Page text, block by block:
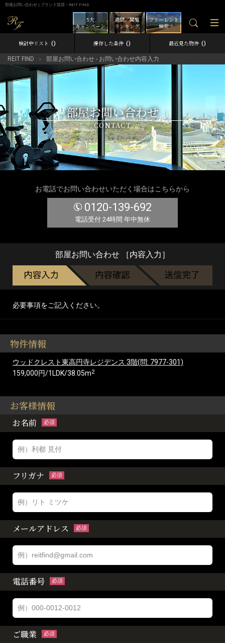
部屋お問い合わせ | ブランド賃貸－REIT FIND
フリーレント
検索
週間／閲覧
ランキング
5大
キャンペーン
検討中リスト 0 保存した条件 0 最近見た物件 0
REIT FIND 部屋お問い合わせ - お問い合わせ内容入力
部屋お問い合わせ
CONTACT
お電話でお問い合わせいただく場合はこちらから
0120-139-692
電話受付 24時間 年中無休
部屋お問い合わせ ［内容入力］
必要事項をご記入ください。
物件情報
ウッドクレスト東高円寺レジデンス 3階(問: 7977-301)
159,000円/1LDK/38.05m2
お客様情報
お名前 必須
フリガナ 必須
メールアドレス 必須
電話番号 必須
ご職業 必須